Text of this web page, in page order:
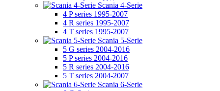
Scania 4-Serie
4 P series 1995-2007
4 R series 1995-2007
4 T series 1995-2007
Scania 5-Serie
5 G series 2004-2016
5 P series 2004-2016
5 R series 2004-2016
5 T series 2004-2007
Scania 6-Serie